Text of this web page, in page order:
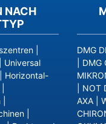
NACH
Universal
Horizontal-
DMG
DMG
NOT
AXA